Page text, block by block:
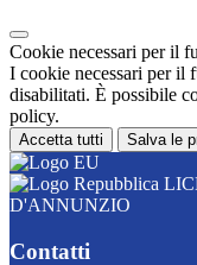
Cookie necessari per il
I cookie necessari per il
disabilitati. È possibile
policy.
Accetta tutti Salva le
D'ANNUNZIO
Contatti